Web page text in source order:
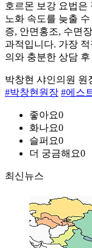
호르몬 보강 요법은
노화 속도를 늦출
증, 안면홍조, 수면
과적입니다. 가장
의와 충분한 상담
박창현 샤인의원 원
#박창현원장 #에스
좋아요0
화나요0
슬퍼요0
더 궁금해요0
최신뉴스